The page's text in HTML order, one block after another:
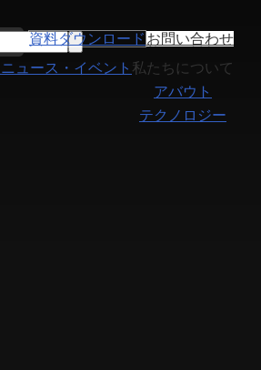
ニュース・イベント 私たちについて
アバウト
テクノロジー
資料ダウンロード お問い合わせ